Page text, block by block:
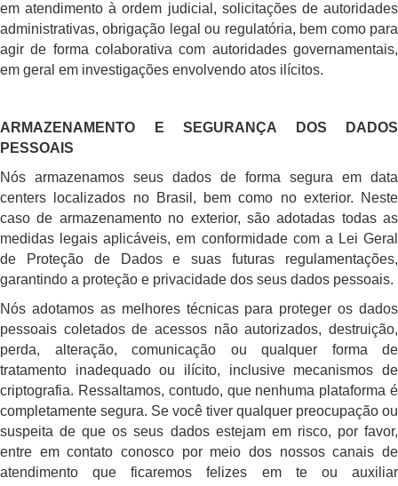
em atendimento à ordem judicial, solicitações de autoridades
administrativas, obrigação legal ou regulatória, bem como para
agir de forma colaborativa com autoridades governamentais,
em geral em investigações envolvendo atos ilícitos.
ARMAZENAMENTO E SEGURANÇA DOS DADOS
PESSOAIS
Nós armazenamos seus dados de forma segura em data
centers localizados no Brasil, bem como no exterior. Neste
caso de armazenamento no exterior, são adotadas todas as
medidas legais aplicáveis, em conformidade com a Lei Geral
de Proteção de Dados e suas futuras regulamentações,
garantindo a proteção e privacidade dos seus dados pessoais.
Nós adotamos as melhores técnicas para proteger os dados
pessoais coletados de acessos não autorizados, destruição,
perda, alteração, comunicação ou qualquer forma de
tratamento inadequado ou ilícito, inclusive mecanismos de
criptografia. Ressaltamos, contudo, que nenhuma plataforma é
completamente segura. Se você tiver qualquer preocupação ou
suspeita de que os seus dados estejam em risco, por favor,
entre em contato conosco por meio dos nossos canais de
atendimento que ficaremos felizes em te ou auxiliar